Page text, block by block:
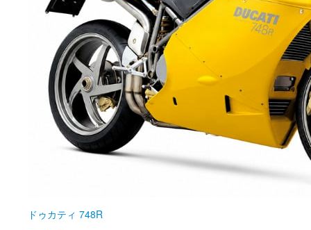
ドゥカティ 748R